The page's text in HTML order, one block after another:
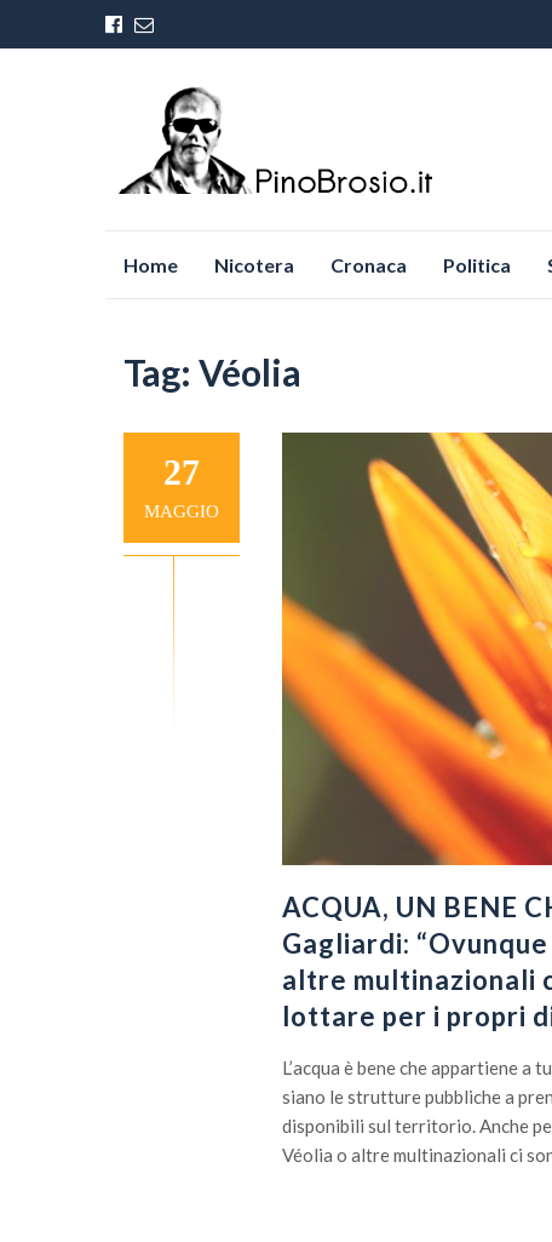
Home Nicotera Cronaca Politica
Tag: Véolia
27
MAGGIO
ACQUA, UN BENE
Gagliardi:
altre multinazionali
lottare per i propri
L’acqua è bene che appartiene
siano le strutture pubbliche a
disponibili sul territorio. Anche
Véolia o altre multinazionali ci